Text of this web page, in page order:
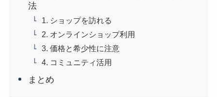
法
1. ショップを訪れる
2. オンラインショップ利用
3. 価格と希少性に注意
4. コミュニティ活用
まとめ